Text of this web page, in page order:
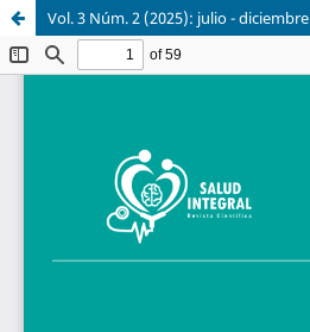
Vol. 3 Núm. 2 (2025): julio - diciembre